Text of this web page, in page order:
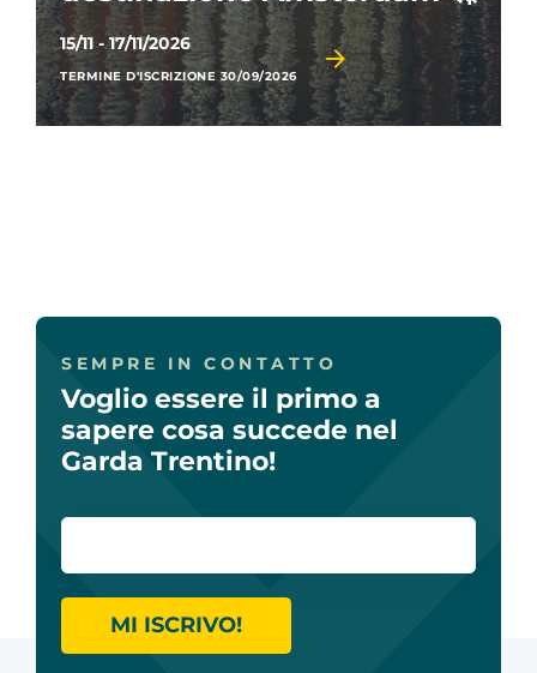
15/11 - 17/11/2026
TERMINE D'ISCRIZIONE 30/09/2026
SEMPRE IN CONTATTO
Voglio essere il primo a
sapere cosa succede nel
Garda Trentino!
MI ISCRIVO!